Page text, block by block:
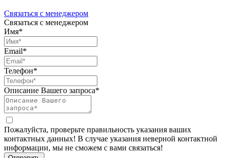
Связаться с менеджером
Связаться с менеджером
Имя*
Email*
Телефон*
Описание Вашего запроса*
Пожалуйста, проверьте правильность указания ваших
контактных данных! В случае указания неверной контактной
информации, мы не сможем с вами связаться!